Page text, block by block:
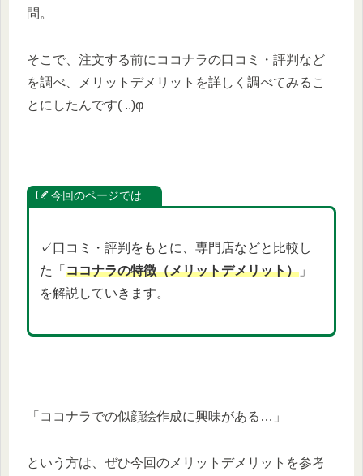
問。
そこで、注文する前にココナラの口コミ・評判など
を調べ、メリットデメリットを詳しく調べてみるこ
とにしたんです( ..)φ
今回のページでは…
✓口コミ・評判をもとに、専門店などと比較し
た「 ココナラの特徴（メリットデメリット）」
を解説していきます。
「ココナラでの似顔絵作成に興味がある…」
という方は、ぜひ今回のメリットデメリットを参考